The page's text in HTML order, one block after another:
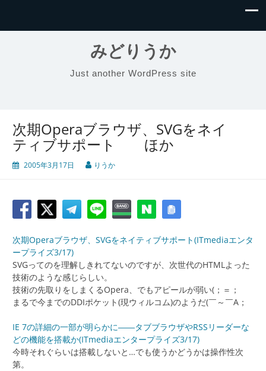
みどりうか
Just another WordPress site
次期Operaブラウザ、SVGをネイ
ティブサポート ほか
2005年3月17日 りうか
次期Operaブラウザ、SVGをネイティブサポート(ITmediaエンタ
ープライズ3/17)
SVGってのを理解しきれてないのですが、次世代のHTMLよった
技術のような感じらしい。
技術の先取りをしまくるOpera、でもアピールが弱い(；＝；
まるで今までのDDIポケット(現ウィルコム)のようだ(￣～￣A；
IE 7の詳細の一部が明らかに――タブブラウザやRSSリーダーな
どの機能を搭載か(ITmediaエンタープライズ3/17)
今時それぐらいは搭載しないと…でも使うかどうかは操作性次
第。